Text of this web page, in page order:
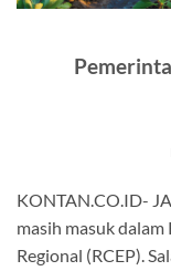
KONTAN.CO.ID-
masih masuk
Regional (RCEP).